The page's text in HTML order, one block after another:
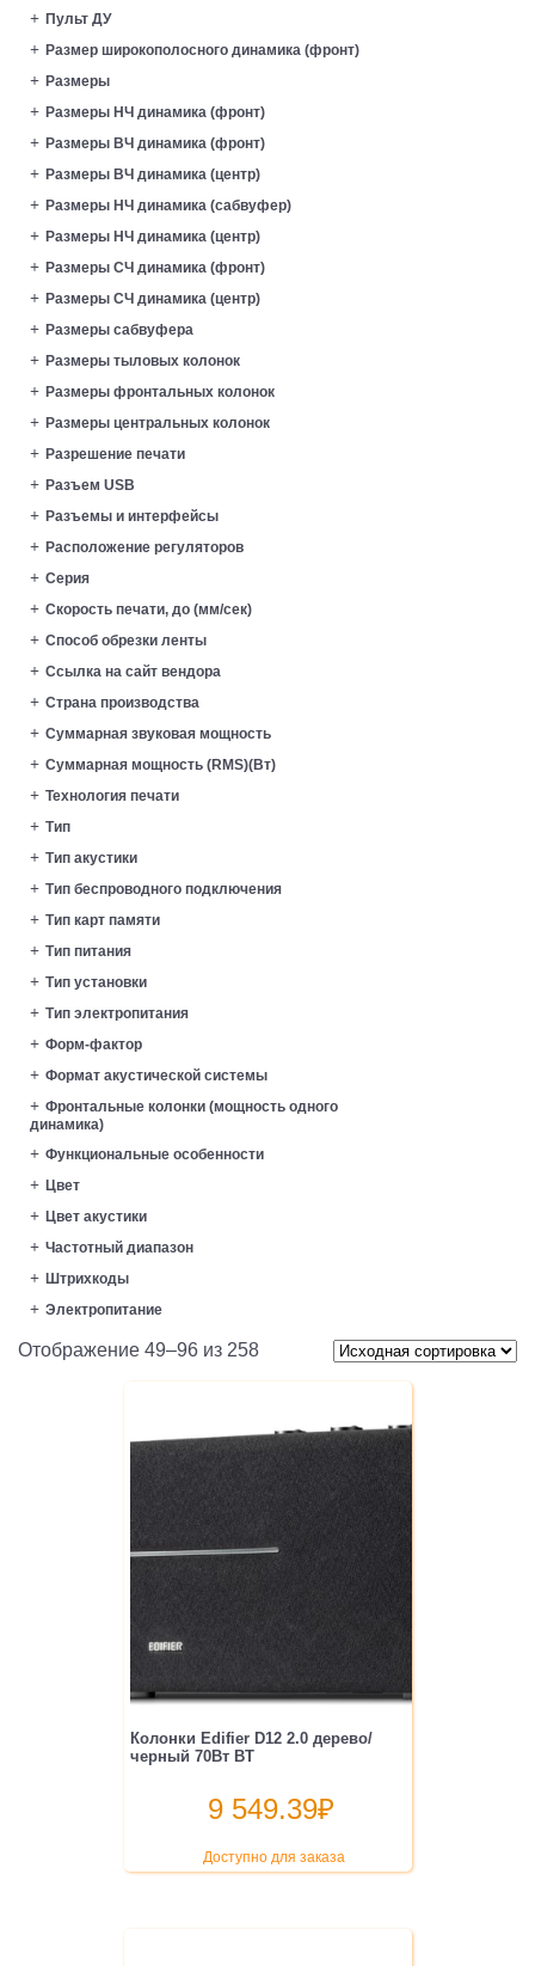
Пульт ДУ
Размер широкополосного динамика (фронт)
Размеры
Размеры HЧ динамика (фронт)
Размеры ВЧ динамика (фронт)
Размеры ВЧ динамика (центр)
Размеры НЧ динамика (сабвуфер)
Размеры НЧ динамика (центр)
Размеры СЧ динамика (фронт)
Размеры СЧ динамика (центр)
Размеры сабвуфера
Размеры тыловых колонок
Размеры фронтальных колонок
Размеры центральных колонок
Разрешение печати
Разъем USB
Разъемы и интерфейсы
Расположение регуляторов
Серия
Скорость печати, до (мм/сек)
Способ обрезки ленты
Ссылка на сайт вендора
Страна производства
Суммарная звуковая мощность
Суммарная мощность (RMS)(Вт)
Технология печати
Тип
Тип акустики
Тип беспроводного подключения
Тип карт памяти
Тип питания
Тип установки
Тип электропитания
Форм-фактор
Формат акустической системы
Фронтальные колонки (мощность одного
динамика)
Функциональные особенности
Цвет
Цвет акустики
Частотный диапазон
Штрихкоды
Электропитание
Отображение 49–96 из 258
Колонки Edifier D12 2.0 дерево/
черный 70Вт BT
9 549.39₽
Доступно для заказа